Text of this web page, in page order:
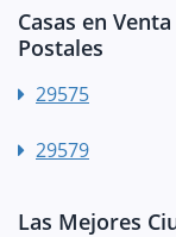
Casas en
Postales
29575
29579
Las Mejores